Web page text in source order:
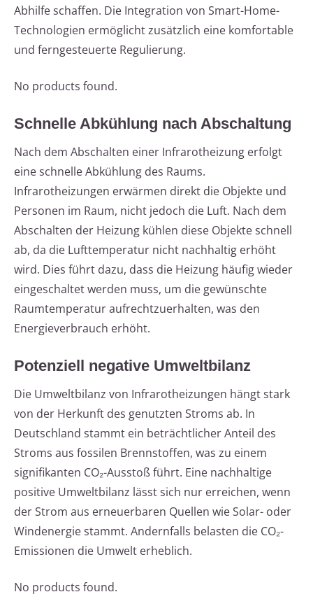
Abhilfe schaffen. Die Integration von Smart-Home-
Technologien ermöglicht zusätzlich eine komfortable
und ferngesteuerte Regulierung.
No products found.
Schnelle Abkühlung nach Abschaltung
Nach dem Abschalten einer Infrarotheizung erfolgt
eine schnelle Abkühlung des Raums.
Infrarotheizungen erwärmen direkt die Objekte und
Personen im Raum, nicht jedoch die Luft. Nach dem
Abschalten der Heizung kühlen diese Objekte schnell
ab, da die Lufttemperatur nicht nachhaltig erhöht
wird. Dies führt dazu, dass die Heizung häufig wieder
eingeschaltet werden muss, um die gewünschte
Raumtemperatur aufrechtzuerhalten, was den
Energieverbrauch erhöht.
Potenziell negative Umweltbilanz
Die Umweltbilanz von Infrarotheizungen hängt stark
von der Herkunft des genutzten Stroms ab. In
Deutschland stammt ein beträchtlicher Anteil des
Stroms aus fossilen Brennstoffen, was zu einem
signifikanten CO₂-Ausstoß führt. Eine nachhaltige
positive Umweltbilanz lässt sich nur erreichen, wenn
der Strom aus erneuerbaren Quellen wie Solar- oder
Windenergie stammt. Andernfalls belasten die CO₂-
Emissionen die Umwelt erheblich.
No products found.